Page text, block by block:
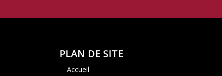
PLAN DE SITE
Accueil